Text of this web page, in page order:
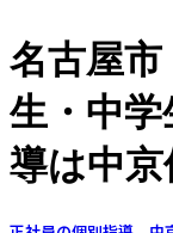
名古屋
生・中
導は中京